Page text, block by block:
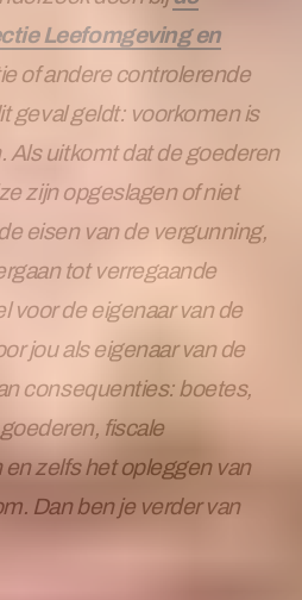
Leefomgeving en
of andere controlerende
geval geldt: voorkomen is
Als uitkomt dat de goederen
zijn opgeslagen of niet
eisen van de vergunning,
tot verregaande
voor de eigenaar van de
jou als eigenaar van de
consequenties: boetes,
fiscale
zelfs het opleggen van
Dan ben je verder van